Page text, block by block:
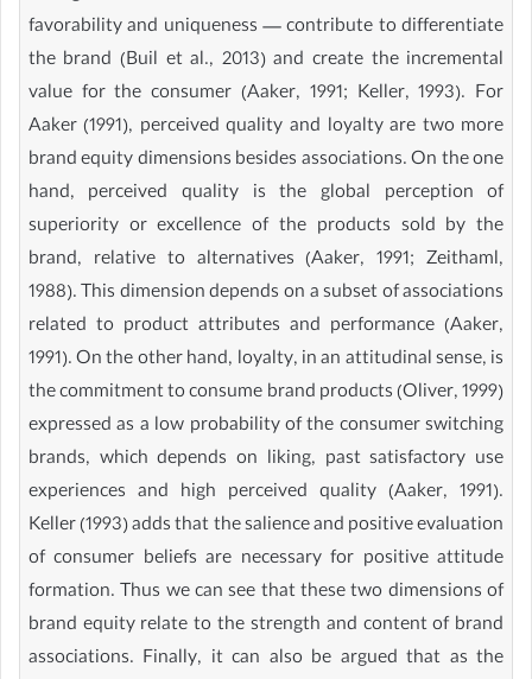
favorability and uniqueness — contribute to differentiate
the brand (Buil et al., 2013) and create the incremental
value for the consumer (Aaker, 1991; Keller, 1993). For
Aaker (1991), perceived quality and loyalty are two more
brand equity dimensions besides associations. On the one
hand, perceived quality is the global perception of
superiority or excellence of the products sold by the
brand, relative to alternatives (Aaker, 1991; Zeithaml,
1988). This dimension depends on a subset of associations
related to product attributes and performance (Aaker,
1991). On the other hand, loyalty, in an attitudinal sense, is
the commitment to consume brand products (Oliver, 1999)
expressed as a low probability of the consumer switching
brands, which depends on liking, past satisfactory use
experiences and high perceived quality (Aaker, 1991).
Keller (1993) adds that the salience and positive evaluation
of consumer beliefs are necessary for positive attitude
formation. Thus we can see that these two dimensions of
brand equity relate to the strength and content of brand
associations. Finally, it can also be argued that as the